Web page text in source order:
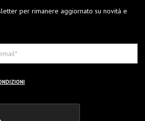
per rimanere aggiornato su novità e